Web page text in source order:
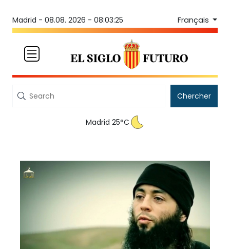
Madrid - 08.08. 2026 - 08:03:25 Français
Chercher
Madrid 25°C